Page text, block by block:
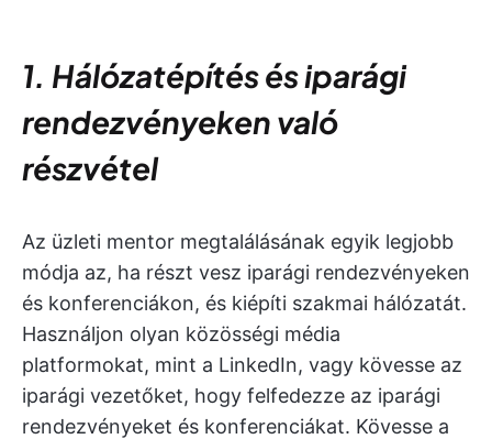
1. Hálózatépítés és iparági
rendezvényeken való
részvétel
Az üzleti mentor megtalálásának egyik legjobb
módja az, ha részt vesz iparági rendezvényeken
és konferenciákon, és kiépíti szakmai hálózatát.
Használjon olyan közösségi média
platformokat, mint a LinkedIn, vagy kövesse az
iparági vezetőket, hogy felfedezze az iparági
rendezvényeket és konferenciákat. Kövesse a